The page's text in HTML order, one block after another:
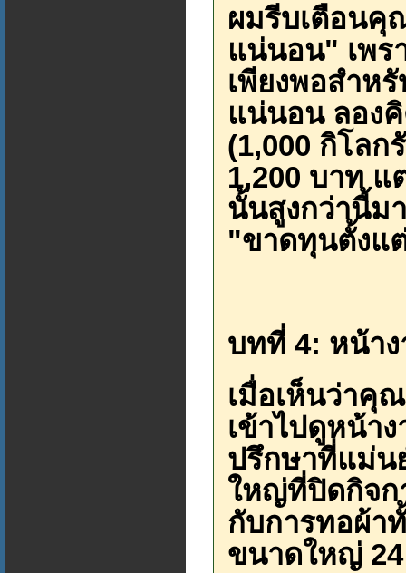
ผมรีบเตือน
แน่นอน" เพร
เพียงพอสำห
แน่นอน ลอง
(1,000 กิโลก
1,200 บาท
นั้นสูงกว่านี้ม
"ขาดทุนตั้งแ
บทที่ 4: หน้าง
เมื่อเห็นว่าคุ
เข้าไปดูหน้า
ปรึกษาที่แม่น
ใหญ่ที่ปิดกิจก
กับการทอผ้า
ขนาดใหญ่ 24